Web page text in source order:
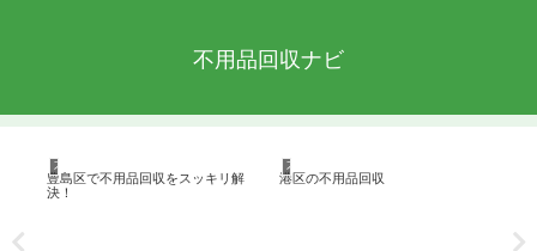
不用品回収ナビ
不用品回収
豊島区で不用品回収をスッキリ解
決！
不用品回収
港区の不用品回収